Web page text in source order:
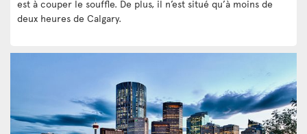
est à couper le souffle. De plus, il n’est situé qu’à moins de
deux heures de Calgary.